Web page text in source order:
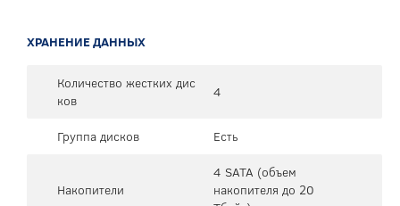
ХРАНЕНИЕ ДАННЫХ
Количество жестких дис
ков
4
Группа дисков Есть
Накопители
4 SATA (объем
накопителя до 20